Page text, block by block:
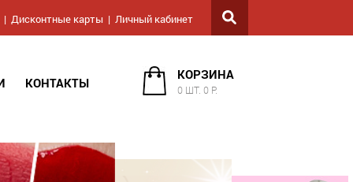
Дисконтные карты Личный кабинет
КОНТАКТЫ
КОРЗИНА
0 ШТ. 0 Р.